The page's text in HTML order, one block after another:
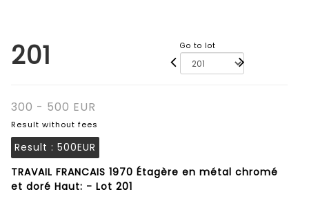
201 Go to lot
300 - 500 EUR
Result without fees
Result : 500EUR
TRAVAIL FRANCAIS 1970 Étagère en métal chromé
et doré Haut: - Lot 201